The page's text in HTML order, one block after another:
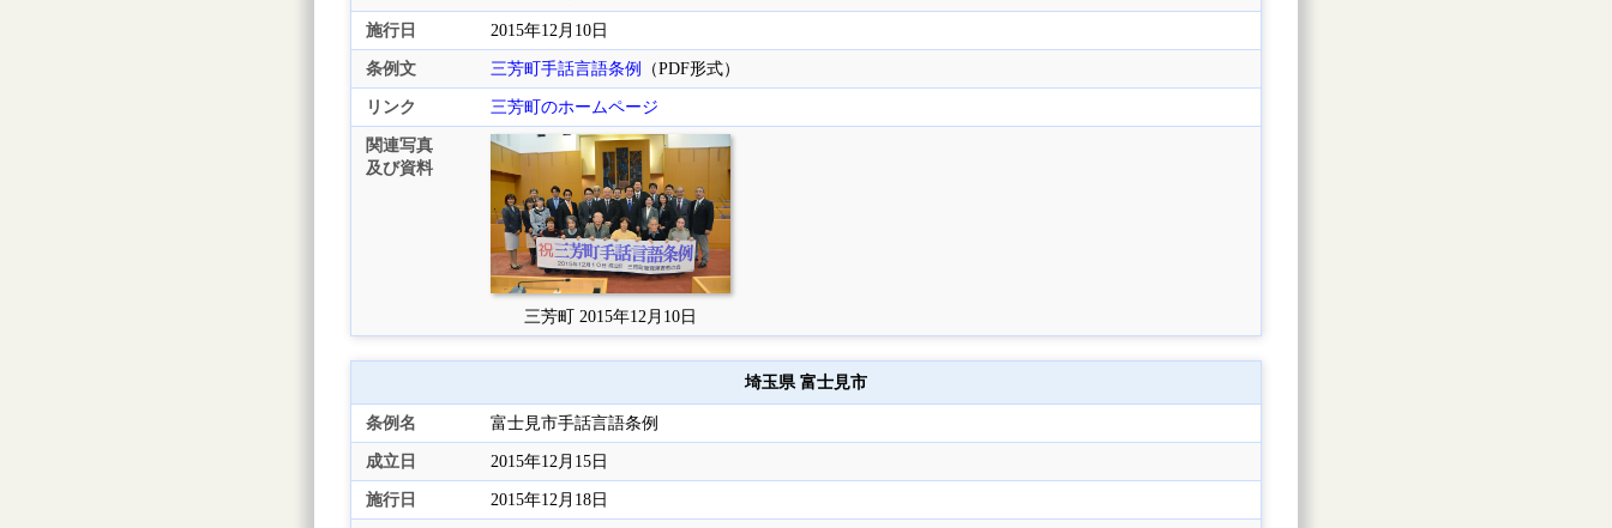
施行日 2015年12月10日
条例文 三芳町手話言語条例 （PDF形式）
リンク 三芳町のホームページ
関連写真
及び資料
三芳町 2015年12月10日
埼玉県 富士見市
条例名 富士見市手話言語条例
成立日 2015年12月15日
施行日 2015年12月18日